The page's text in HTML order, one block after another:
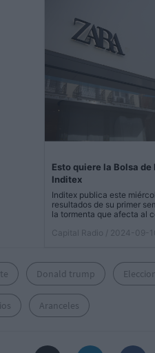
Esto quiere la Bolsa
Inditex
Inditex publica este
resultados de su primer
la tormenta que afecta al
Capital Radio
/ 2024-09-10
Donald trump
Aranceles